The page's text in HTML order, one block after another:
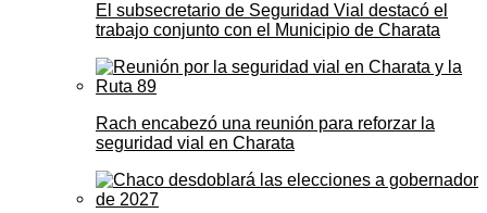
El subsecretario de Seguridad Vial destacó el
trabajo conjunto con el Municipio de Charata
Rach encabezó una reunión para reforzar la
seguridad vial en Charata